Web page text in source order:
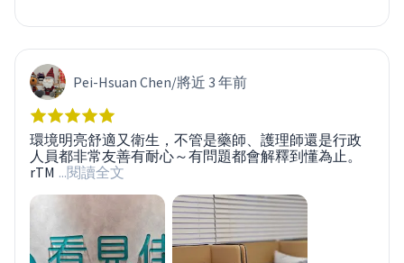
Pei-Hsuan Chen/將近 3 年前
環境明亮舒適又衛生，不管是藥師、護理師還是行政
人員都非常友善有耐心～有問題都會解釋到懂為止。
rTM ...閱讀全文